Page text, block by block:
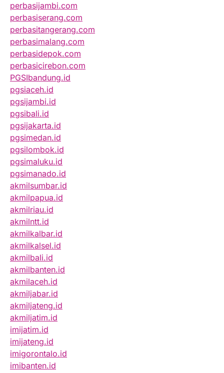
perbasijambi.com
perbasiserang.com
perbasitangerang.com
perbasimalang.com
perbasidepok.com
perbasicirebon.com
PGSIbandung.id
pgsiaceh.id
pgsijambi.id
pgsibali.id
pgsijakarta.id
pgsimedan.id
pgsilombok.id
pgsimaluku.id
pgsimanado.id
akmilsumbar.id
akmilpapua.id
akmilriau.id
akmilntt.id
akmilkalbar.id
akmilkalsel.id
akmilbali.id
akmilbanten.id
akmilaceh.id
akmiljabar.id
akmiljateng.id
akmiljatim.id
imijatim.id
imijateng.id
imigorontalo.id
imibanten.id